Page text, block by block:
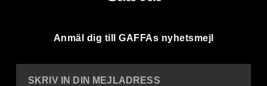
Anmäl dig till GAFFAs nyhetsmejl
SKRIV IN DIN MEJLADRESS